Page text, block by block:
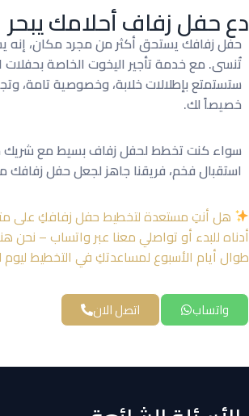
دع حفل زفاف أحلامك يبحر
حفل زفافك يستحق أكثر من مجرد مكان، إنه
تُنسى. مع خدمة تأجير اليخوت الخاصة بحفلات
ستستمتع بإطلالات خلابة، وخصوصية تامة،
خصيصاً لك.
سواء كنت تخطط لحفل زفاف بسيط مع شريك
استقبال فخم، فريقنا جاهز لجعل حفل زفافك
هل أنتِ مستعدة لتخطيط حفل زفافكِ على
أدناه للبدء أو تواصلي معنا عبر واتساب – نحن
طوال أيام الأسبوع لمساعدتكِ في التخطيط ليوم
واتساب اتصل الان